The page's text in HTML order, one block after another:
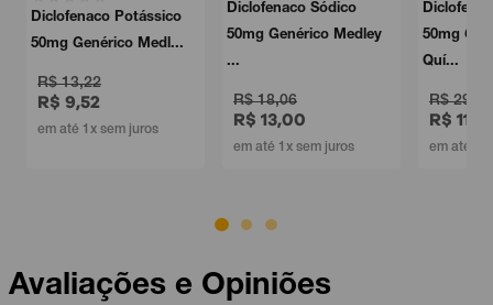
Diclofenaco Potássico
50mg Genérico Medl...
R$ 13,22
R$ 9,52
em até 1x sem juros
Diclofenaco Sódico
50mg Genérico Medley
...
R$ 18,06
R$ 13,00
em até 1x sem juros
50mg
Quí...
R$ 29,40
R$
em até 1x
Avaliações e Opiniões